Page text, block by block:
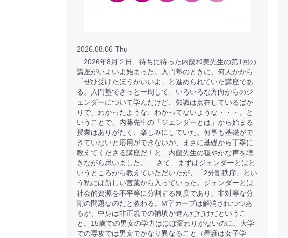
2026.08.06 Thu
2026年8月２日、待ちに待った内藤和美先生の第1回の
講座がいよいよ始まった。入門塾のときに、何人かから
「ぜひ受けたほうがいいよ」と進められていた講座であ
る。入門塾でざっと一周して、いろいろな方向からのジ
ェンダーについて学んだけど、知識は点在しているばか
りで、わかったような、わかってないような・・・。と
いうことで、内藤先生の「ジェンダーとは」から始まる
授業はありがたく、楽しみにしていた。何事も基礎がで
きていないと応用ができないが、まさに基礎から丁寧に
教えてくださる講座だ！と、内藤先生の穏やかな声を聴
きながら思いました。 さて、まずはジェンダーとはと
いうところから教えていただいたが、「2分割秩序」とい
う私には新しい言葉から入っていった。ジェンダーとは
社会的資源を不平等に分割する制度であり、非対等な分
割の問題なのだと教わる。M字カーブは解消されつつあ
るが、中身は非正規での補填が進んだだけだというこ
と。15歳での男女の学力はほぼ変わりがないのに、大学
での専攻では男女でかなり異なること（看護は女子学